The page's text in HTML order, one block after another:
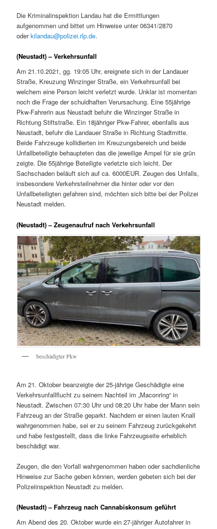
Die Kriminalinspektion Landau hat die Ermittlungen
aufgenommen und bittet um Hinweise unter 06341/2870
oderkilandau@polizei.rlp.de.
(Neustadt) – Verkehrsunfall
Am 21.10.2021, gg. 19:05 Uhr, ereignete sich in der Landauer
Straße, Kreuzung Winzinger Straße, ein Verkehrsunfall bei
welchem eine Person leicht verletzt wurde. Unklar ist momentan
noch die Frage der schuldhaften Verursachung. Eine 55jährige
Pkw-Fahrerin aus Neustadt befuhr die Winzinger Straße in
Richtung Stiftstraße. Ein 18jähriger Pkw-Fahrer, ebenfalls aus
Neustadt, befuhr die Landauer Straße in Richtung Stadtmitte.
Beide Fahrzeuge kollidierten im Kreuzungsbereich und beide
Unfallbeteiligte behaupteten das die jeweilige Ampel für sie grün
zeigte. Die 55jährige Beteiligte verletzte sich leicht. Der
Sachschaden beläuft sich auf ca. 6000EUR. Zeugen des Unfalls,
insbesondere Verkehrsteilnehmer die hinter oder vor den
Unfallbeteiligten gefahren sind, möchten sich bitte bei der Polizei
Neustadt melden.
(Neustadt) – Zeugenaufruf nach Verkehrsunfall
beschädigter Pkw
Am 21. Oktober beanzeigte der 25-jährige Geschädigte eine
Verkehrsunfallflucht zu seinem Nachteil im „Maconring“ in
Neustadt. Zwischen 07:30 Uhr und 08:20 Uhr habe der Mann sein
Fahrzeug an der Straße geparkt. Nachdem er einen lauten Knall
wahrgenommen habe, sei er zu seinem Fahrzeug zurückgekehrt
und habe festgestellt, dass die linke Fahrzeugseite erheblich
beschädigt war.
Zeugen, die den Vorfall wahrgenommen haben oder sachdienliche
Hinweise zur Sache geben können, werden gebeten sich bei der
Polizeiinspektion Neustadt zu melden.
(Neustadt) – Fahrzeug nach Cannabiskonsum geführt
Am Abend des 20. Oktober wurde ein 27-jähriger Autofahrer in